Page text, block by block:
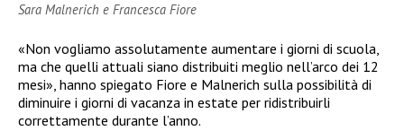
Sara Malnerich e Francesca Fiore
«Non vogliamo assolutamente aumentare i giorni di scuola,
ma che quelli attuali siano distribuiti meglio nell’arco dei 12
mesi», hanno spiegato Fiore e Malnerich sulla possibilità di
diminuire i giorni di vacanza in estate per ridistribuirli
correttamente durante l’anno.